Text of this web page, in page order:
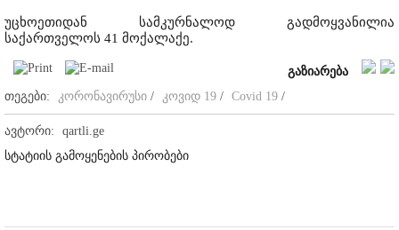
უცხოეთიდან სამკურნალოდ გადმოყვანილია
საქართველოს 41 მოქალაქე.
გაზიარება
თეგები:
კორონავირუსი / კოვიდ 19 / Covid 19 /
ავტორი:
qartli.ge
სტატიის გამოყენების პირობები